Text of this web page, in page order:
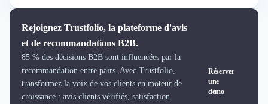
Logiciel Commercial
Assurance
Expertise Comptable
Subventions & Aides
Levée de fonds
Droit des Affaires
Externalisation Administrative
Rejoignez Trustfolio, la plateforme d'avis
et de recommandations B2B.
85 % des décisions B2B sont influencées par la
recommandation entre pairs. Avec Trustfolio,
transformez la voix de vos clients en moteur de
croissance : avis clients vérifiés, satisfaction
Réserver
une
démo